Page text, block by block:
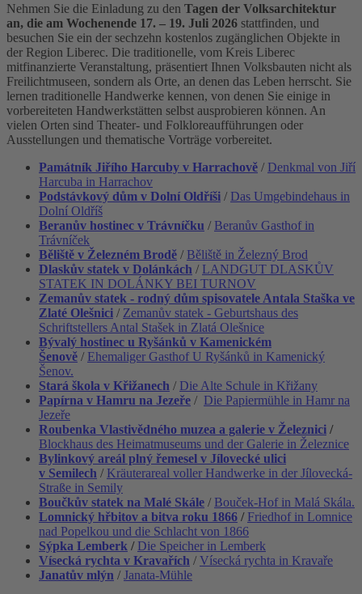
Nehmen Sie die Einladung zu den Tagen der Volksarchitektur
an, die am Wochenende 17. – 19. Juli 2026 stattfinden, und
besuchen Sie ein der sechzehn kostenlos zugänglichen Objekte in
der Region Liberec. Die traditionelle, vom Kreis Liberec
mitfinanzierte Veranstaltung, präsentiert Ihnen Volksbauten nicht als
Freilichtmuseen, sondern als Orte, an denen das Leben herrscht. Sie
lernen traditionelle Handwerke kennen, von denen Sie einige in
vorbereiteten Handwerkstätten selbst ausprobieren können. An
vielen Orten sind Theater- und Folkloreaufführungen oder
Ausstellungen und thematische Vorträge vorbereitet.
Památník Jiřího Harcuby v Harrachově / Denkmal von Jiří
Harcuba in Harrachov
Podstávkový dům v Dolní Oldříši / Das Umgebindehaus in
Dolní Oldříš
Beranův hostinec v Trávníčku / Beranův Gasthof in
Trávníček
Běliště v Železném Brodě / Běliště in Železný Brod
Dlaskův statek v Dolánkách / LANDGUT DLASKŮV
STATEK IN DOLÁNKY BEI TURNOV
Zemanův statek - rodný dům spisovatele Antala Staška ve
Zlaté Olešnici / Zemanův statek - Geburtshaus des
Schriftstellers Antal Stašek in Zlatá Olešnice
Bývalý hostinec u Ryšánků v Kamenickém
Šenově / Ehemaliger Gasthof U Ryšánků in Kamenický
Šenov.
Stará škola v Křižanech / Die Alte Schule in Křižany
Papírna v Hamru na Jezeře / Die Papiermühle in Hamr na
Jezeře
Roubenka Vlastivědného muzea a galerie v Železnici /
Blockhaus des Heimatmuseums und der Galerie in Železnice
Bylinkový areál plný řemesel v Jílovecké ulici
v Semilech / Kräuterareal voller Handwerke in der Jílovecká-
Straße in Semily
Boučkův statek na Malé Skále / Bouček-Hof in Malá Skála.
Lomnický hřbitov a bitva roku 1866 / Friedhof in Lomnice
nad Popelkou und die Schlacht von 1866
Sýpka Lemberk / Die Speicher in Lemberk
Vísecká rychta v Kravařích / Vísecká rychta in Kravaře
Janatův mlýn / Janata-Mühle